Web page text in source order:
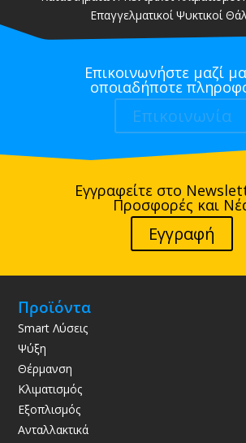
Επαγγελματικοί Ψυκτικοί
Επικοινωνήστε μαζί
οποιαδήποτε
Επικοινωνία
Εγγραφείτε στο
Προσφορές και
Εγγραφή
Προϊόντα
Smart Λύσεις
Ψύξη
Θέρμανση
Κλιματισμός
Εξοπλισμός
Ανταλλακτικά